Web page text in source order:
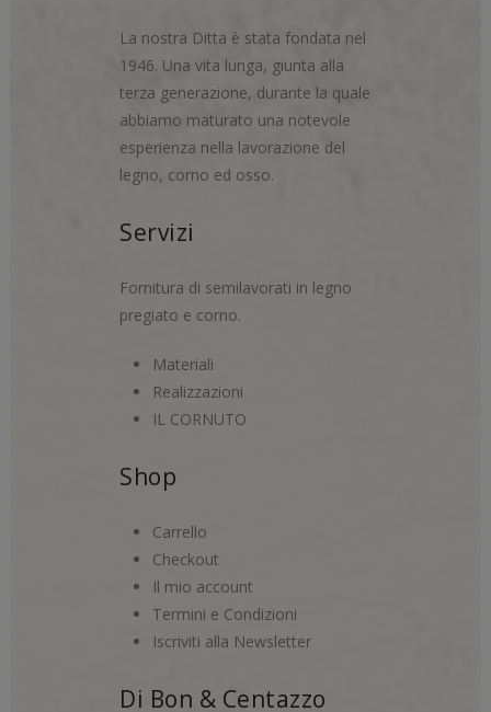
La nostra Ditta è stata fondata nel
1946. Una vita lunga, giunta alla
terza generazione, durante la quale
abbiamo maturato una notevole
esperienza nella lavorazione del
legno, corno ed osso.
Servizi
Fornitura di semilavorati in legno
pregiato e corno.
Materiali
Realizzazioni
IL CORNUTO
Shop
Carrello
Checkout
Il mio account
Termini e Condizioni
Iscriviti alla Newsletter
Di Bon & Centazzo